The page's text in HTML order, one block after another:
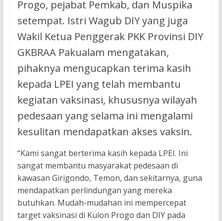
Progo, pejabat Pemkab, dan Muspika
setempat. Istri Wagub DIY yang juga
Wakil Ketua Penggerak PKK Provinsi DIY
GKBRAA Pakualam mengatakan,
pihaknya mengucapkan terima kasih
kepada LPEI yang telah membantu
kegiatan vaksinasi, khususnya wilayah
pedesaan yang selama ini mengalami
kesulitan mendapatkan akses vaksin.
“Kami sangat berterima kasih kepada LPEI. Ini
sangat membantu masyarakat pedesaan di
kawasan Girigondo, Temon, dan sekitarnya, guna
mendapatkan perlindungan yang mereka
butuhkan. Mudah-mudahan ini mempercepat
target vaksinasi di Kulon Progo dan DIY pada